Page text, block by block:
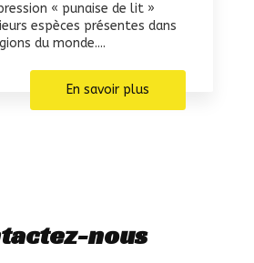
« punaise de lit »
espèces présentes dans
du monde....
En savoir plus
nous